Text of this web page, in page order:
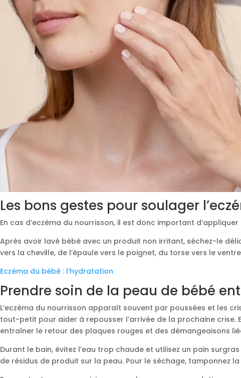
Les bons gestes pour soulager
En cas d’eczéma du nourrisson, il est donc important
Après avoir lavé bébé avec un produit non irritant, séchez-le
vers la cheville, de l’épaule vers le poignet, du torse vers le
Eczéma du bébé : l’hydratation
Prendre soin de la peau de bébé
L’eczéma du nourrisson apparaît souvent par poussées et les
tout-petit pour aider à repousser l’arrivée de la prochaine
entraîner le retour des plaques rouges et des démangeaisons
Durant le bain, évitez l’eau trop chaude et utilisez un pain
de résidus de produit sur la peau. Pour le séchage, tamponnez